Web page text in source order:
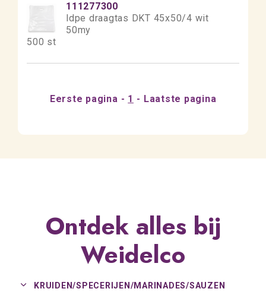
111277300
ldpe draagtas DKT 45x50/4 wit
50my
500 st
Eerste pagina 1 Laatste pagina
Ontdek alles bij
Weidelco
KRUIDEN/SPECERIJEN/MARINADES/SAUZEN